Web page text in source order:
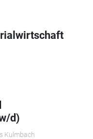
d)
Kulmbach